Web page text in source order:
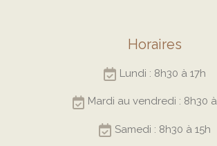
Horaires
Lundi : 8h30 à 17h
Mardi au vendredi : 8h30
Samedi : 8h30 à 15h